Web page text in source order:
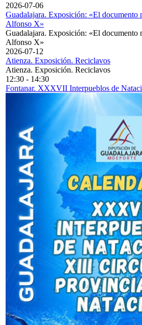
2026-07-06
Guadalajara. Exposición: «El documento
Alfonso X»
Guadalajara. Exposición: «El documento
Alfonso X»
2026-07-12
Atienza. Exposición. Reciclavos
Atienza. Exposición. Reciclavos
12:30 - 14:30
Fontanar. XXXVII Interpueblos de